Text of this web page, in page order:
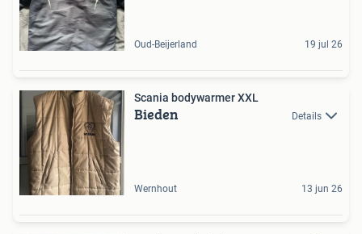
Oud-Beijerland 19 jul 26
Scania bodywarmer XXL
Bieden Details
Wernhout 13 jun 26